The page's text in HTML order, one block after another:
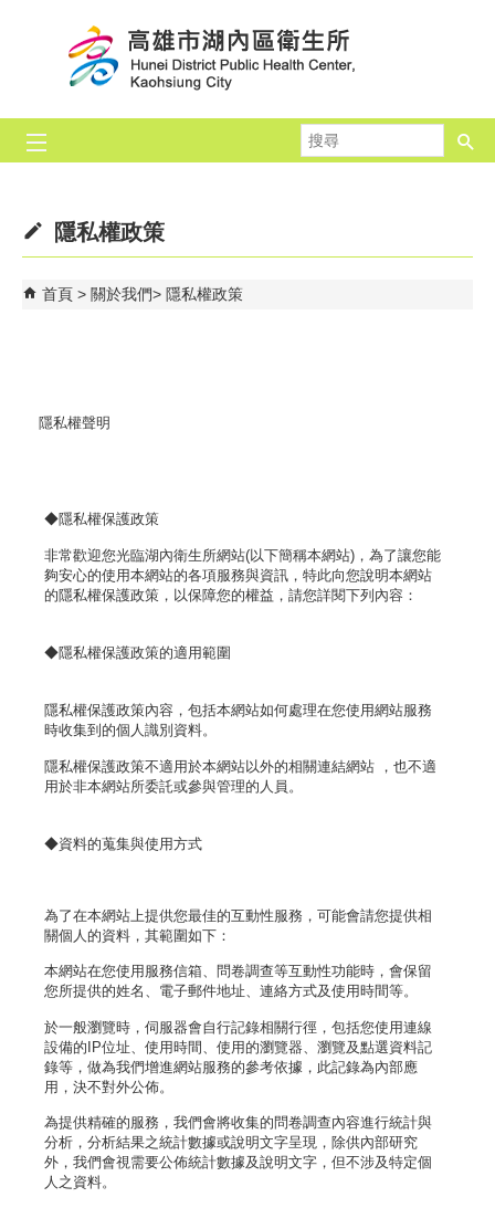
尋
隱私權政策
首頁 關於我們 隱私權政策
隱私權聲明
◆隱私權保護政策
非常歡迎您光臨湖內衛生所網站(以下簡稱本網站)，為了讓您能
夠安心的使用本網站的各項服務與資訊，特此向您說明本網站
的隱私權保護政策，以保障您的權益，請您詳閱下列內容：
◆隱私權保護政策的適用範圍
隱私權保護政策內容，包括本網站如何處理在您使用網站服務
時收集到的個人識別資料。
隱私權保護政策不適用於本網站以外的相關連結網站 ，也不適
用於非本網站所委託或參與管理的人員。
◆資料的蒐集與使用方式
為了在本網站上提供您最佳的互動性服務，可能會請您提供相
關個人的資料，其範圍如下：
本網站在您使用服務信箱、問卷調查等互動性功能時，會保留
您所提供的姓名、電子郵件地址、連絡方式及使用時間等。
於一般瀏覽時，伺服器會自行記錄相關行徑，包括您使用連線
設備的IP位址、使用時間、使用的瀏覽器、瀏覽及點選資料記
錄等，做為我們增進網站服務的參考依據，此記錄為內部應
用，決不對外公佈。
為提供精確的服務，我們會將收集的問卷調查內容進行統計與
分析，分析結果之統計數據或說明文字呈現，除供內部研究
外，我們會視需要公佈統計數據及說明文字，但不涉及特定個
人之資料。